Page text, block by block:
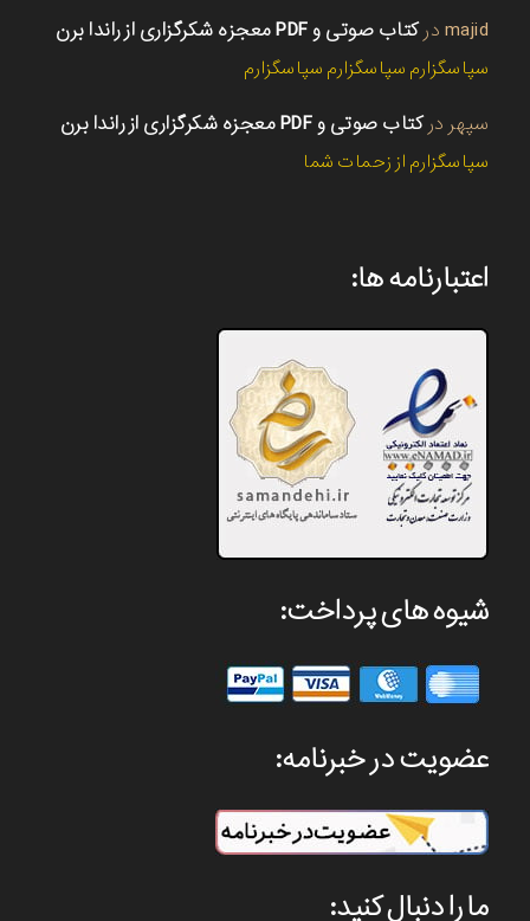
majid درکتاب صوتی و PDF معجزه شکرگزاری از راندا برن
سپاسگزارم سپاسگزارم سپاسگزارم
سپهر درکتاب صوتی و PDF معجزه شکرگزاری از راندا برن
سپاسگزارم از زحمات شما
اعتبارنامه ها:
شیوه های پرداخت:
عضویت در خبرنامه:
ما را دنبال کنید: